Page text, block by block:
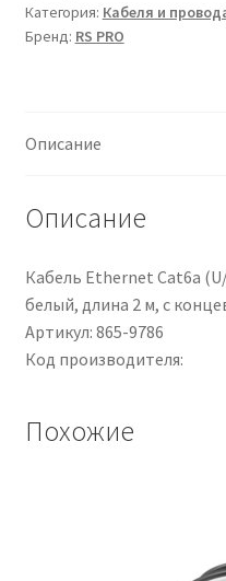
PRO
in
filetto
Ø
55.5mm,
foro
49.9mm
Категория: Кабеля и
Бренд: RS PRO
Описание
Описание
Кабель Ethernet Cat6a
белый, длина 2 м, с
Артикул: 865-9786
Код производителя:
Похожие